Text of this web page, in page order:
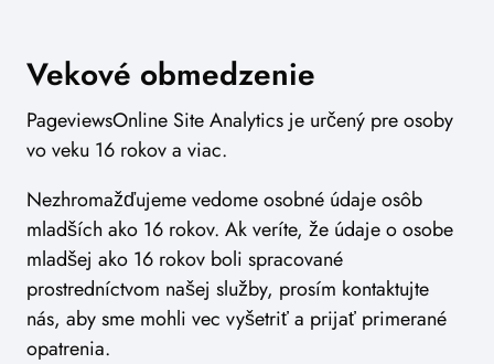
Vekové obmedzenie
PageviewsOnline Site Analytics je určený pre osoby
vo veku 16 rokov a viac.
Nezhromažďujeme vedome osobné údaje osôb
mladších ako 16 rokov. Ak veríte, že údaje o osobe
mladšej ako 16 rokov boli spracované
prostredníctvom našej služby, prosím kontaktujte
nás, aby sme mohli vec vyšetriť a prijať primerané
opatrenia.